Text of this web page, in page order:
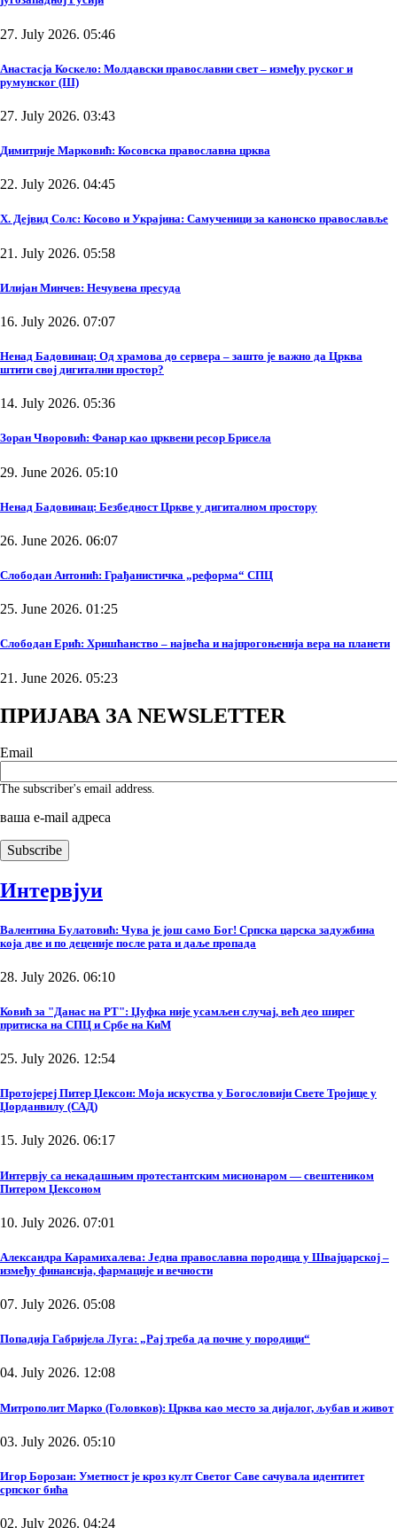
27. July 2026. 05:46
Анастасја Коскело: Молдавски православни свет – између руског и
румунског (III)
27. July 2026. 03:43
Димитрије Марковић: Косовска православна црква
22. July 2026. 04:45
Х. Дејвид Солс: Косово и Украјина: Самученици за канонско православље
21. July 2026. 05:58
Илијан Минчев: Нечувена пресуда
16. July 2026. 07:07
Ненад Бадовинац: Од храмова до сервера – зашто је важно да Црква
штити свој дигитални простор?
14. July 2026. 05:36
Зоран Чворовић: Фанар као црквени ресор Брисела
29. June 2026. 05:10
Ненад Бадовинац: Безбедност Цркве у дигиталном простору
26. June 2026. 06:07
Слободан Антонић: Грађанистичка „реформа“ СПЦ
25. June 2026. 01:25
Слободан Ерић: Хришћанство – највећа и најпрогоњенија вера на планети
21. June 2026. 05:23
ПРИЈАВА ЗА NEWSLETTER
Email
The subscriber's email address.
ваша е-mail адреса
Интервјуи
Валентина Булатовић: Чува је још само Бог! Српска царска задужбина
која две и по деценије после рата и даље пропада
28. July 2026. 06:10
Ковић за "Данас на РТ": Џуфка није усамљен случај, већ део ширег
притиска на СПЦ и Србе на КиМ
25. July 2026. 12:54
Протојереј Питер Џексон: Моја искуства у Богословији Свете Тројице у
Џорданвилу (САД)
15. July 2026. 06:17
Интервју са некадашњим протестантским мисионаром — свештеником
Питером Џексоном
10. July 2026. 07:01
Александра Карамихалева: Једна православна породица у Швајцарској –
између финансија, фармације и вечности
07. July 2026. 05:08
Попадија Габријела Луга: „Рај треба да почне у породици“
04. July 2026. 12:08
Митрополит Марко (Головков): Црква као место за дијалог, љубав и живот
03. July 2026. 05:10
Игор Борозан: Уметност је кроз култ Светог Саве сачувала идентитет
српског бића
02. July 2026. 04:24